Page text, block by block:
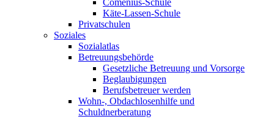
Comenius-Schule
Käte-Lassen-Schule
Privatschulen
Soziales
Sozialatlas
Betreuungsbehörde
Gesetzliche Betreuung und Vorsorge
Beglaubigungen
Berufsbetreuer werden
Wohn-, Obdachlosenhilfe und
Schuldnerberatung